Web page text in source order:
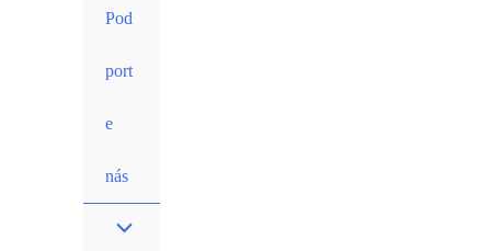
Pod
port
e
nás